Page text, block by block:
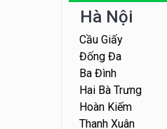
Hà Nội
Cầu Giấy
Đống Đa
Ba Đình
Hai Bà Trưng
Hoàn Kiếm
Thanh Xuân